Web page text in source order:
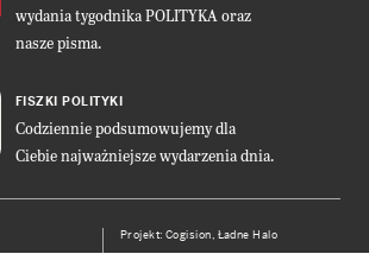
wydania tygodnika POLITYKA oraz
nasze pisma.
FISZKI POLITYKI
Codziennie podsumowujemy dla
Ciebie najważniejsze wydarzenia dnia.
Projekt:Cogision, Ładne Halo